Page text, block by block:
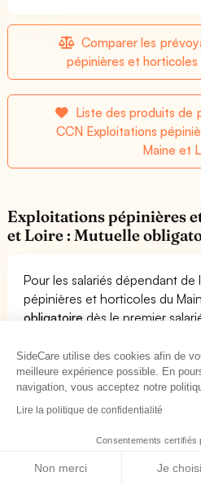
Comparer les
pépinières et
Liste des produits de
CCN Exploitations
Maine et
Exploitations pépinières
et Loire : Mutuelle
Pour les salariés dépendant de
pépinières et horticoles du
obligatoire dès le premier
alors il n'y a pas d'obligation
la mutuelle de l'entreprise,
collectives sont beaucoup plus
mutuelles TNS.
dépendant de la convention
pépinières et horticoles du
SideCare utilise des cookies afin de
meilleure expérience possible. En
navigation, vous acceptez notre
Lire la politique de confidentialité
Consentements certifiés
Non merci Je